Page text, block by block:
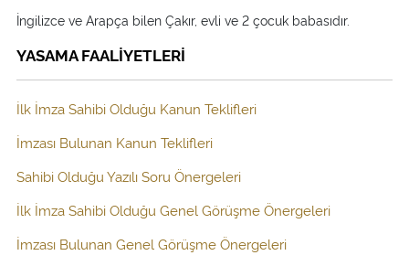
İngilizce ve Arapça bilen Çakır, evli ve 2 çocuk babasıdır.
YASAMA FAALİYETLERİ
İlk İmza Sahibi Olduğu Kanun Teklifleri
İmzası Bulunan Kanun Teklifleri
Sahibi Olduğu Yazılı Soru Önergeleri
İlk İmza Sahibi Olduğu Genel Görüşme Önergeleri
İmzası Bulunan Genel Görüşme Önergeleri